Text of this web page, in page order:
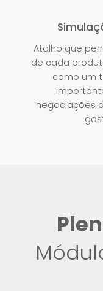
Atalho que
de cada
como um
negociações